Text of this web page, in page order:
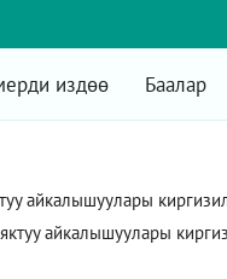
издөө Баалар
айкалышуулары